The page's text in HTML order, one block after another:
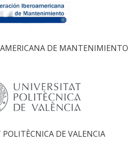
DE MANTENIMIENTO
DE VALENCIA